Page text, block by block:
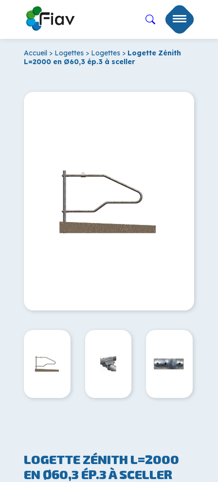
Accueil > Logettes > Logettes > Logette Zénith
L=2000 en Ø60,3 ép.3 à sceller
LOGETTE ZÉNITH L=2000
EN Ø60,3 ÉP.3 À SCELLER